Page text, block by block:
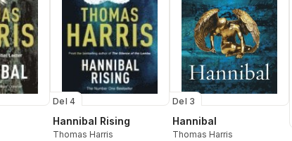
Del 4
Hannibal Rising
Thomas Harris
Del 3
Hannibal
Thomas Harris